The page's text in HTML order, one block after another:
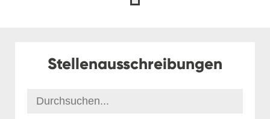
Stellenausschreibungen